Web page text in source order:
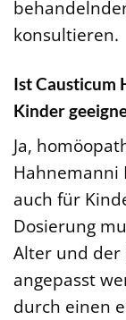
konsultieren.
Ist Causticum
Kinder
Ja,
Hahnemanni
auch für
Dosierung
Alter und der
angepasst
durch einen